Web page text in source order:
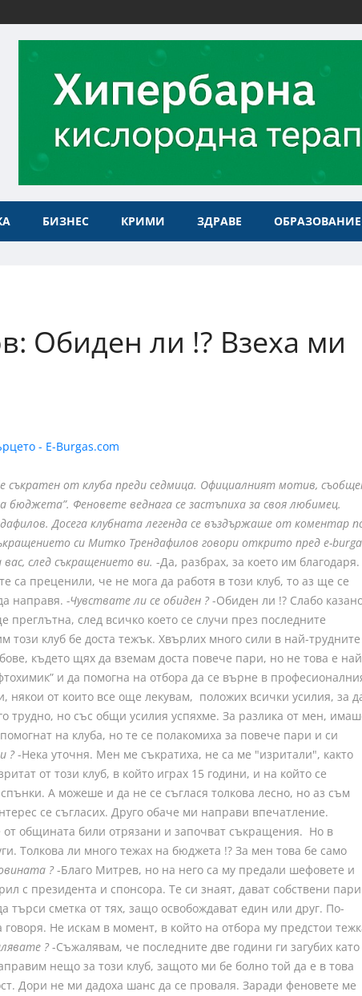
БИЗНЕС КРИМИ ЗДРАВЕ ОБРАЗОВАНИЕ
Обиден ли !? Взеха ми
от клуба преди седмица. Официалният мотив,
Феновете веднага се застъпиха за своя любимец.
Досега клубната легенда се въздържаше от коментар
си Митко Трендафилов говори открито пред e-
след съкращението ви. -Да, разбрах, за което им благодаря.
преценили, че не мога да работя в този клуб, то аз ще се
направя. -Чувствате ли се обиден ?-Обиден ли !? Слабо
след всичко което се случи през последните
клуб бе доста тежък. Хвърлих много сили в най-трудните
където щях да вземам доста повече пари, но не това е
и да помогна на отбора да се върне в
някои от които все още лекувам, положих всички усилия, за
трудно, но със общи усилия успяхме. За разлика от мен,
на клуба, но те се полакомиха за повече пари и си
?-Нека уточня. Мен ме съкратиха, не са ме "изритали", както
от този клуб, в който играх 15 години, и на който се
А можеше и да не се съглася толкова лесно, но аз съм
се съгласих. Друго обаче ми направи впечатление.
общината били отрязани и започват съкращения. Но в
Толкова ли много тежах на бюджета !? За мен това бе само
?-Благо Митрев, но на него са му предали шефовете и
с президента и спонсора. Те си знаят, дават собствени пари
търси сметка от тях, защо освобождават един или друг. По-
Не искам в момент, в който на отбора му предстои
? -Съжалявам, че последните две години ги загубих като
нещо за този клуб, защото ми бе болно той да е в това
Дори не ми дадоха шанс да се проваля. Заради феновете ме